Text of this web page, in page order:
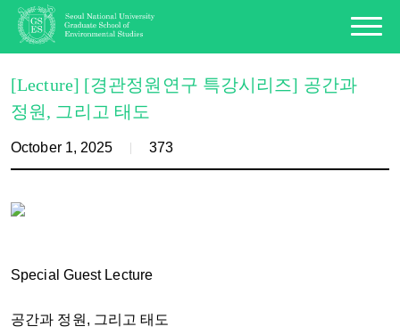
[Lecture] [경관정원연구 특강시리즈] 공간과
정원, 그리고 태도
October 1, 2025 373
Special Guest Lecture
공간과 정원, 그리고 태도